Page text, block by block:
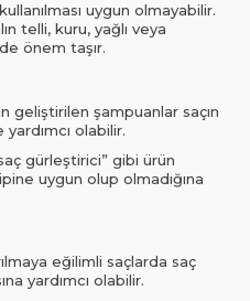
uygun olmayabilir.
telli, kuru, yağlı veya
önem taşır.
geliştirilen şampuanlar saçın
olabilir.
gürleştirici” gibi ürün
uygun olup olmadığına
eğilimli saçlarda saç
yardımcı olabilir.